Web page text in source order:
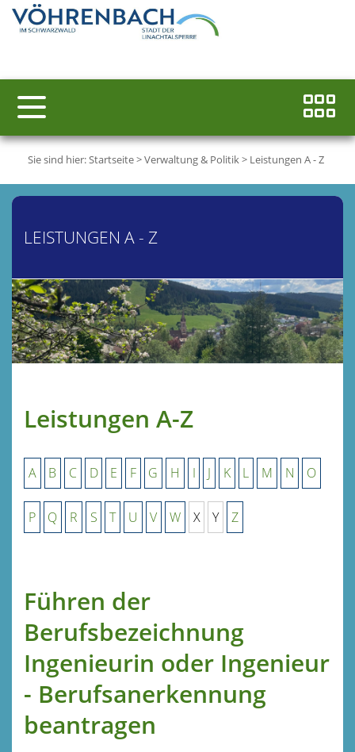
Sie sind hier:Startseite>Verwaltung & Politik> Leistungen A - Z
LEISTUNGEN A - Z
Leistungen A-Z
A B C D E F G H I J K L M N O
P Q R S T U V W X Y Z
Führen der
Berufsbezeichnung
Ingenieurin oder Ingenieur
- Berufsanerkennung
beantragen